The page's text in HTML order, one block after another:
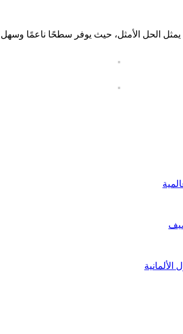
يمثل الحل الأمثل، حيث يوفر سطحًا ناعمًا وسهل